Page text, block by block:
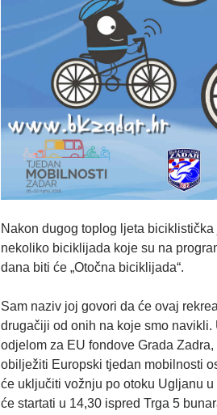
Nakon dugog toplog ljeta
nekoliko biciklijada koje su na
dana biti će „Otočna biciklijada“.
Sam naziv joj govori da će ovaj
drugačiji od onih na koje smo
odjelom za EU fondove Grada
obilježiti Europski tjedan mobilnosti
će uključiti vožnju po otoku Ugljanu
će startati u 14,30 ispred Trga 5